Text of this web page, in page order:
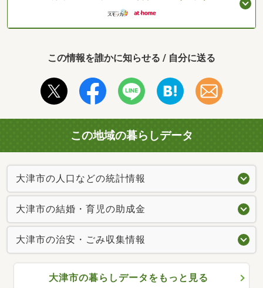
この情報を誰かに知らせる / 自分に送る
この地域の暮らしデータ
大津市の人口などの統計情報
大津市の結婚・育児の助成金
大津市の治安・ごみ収集情報
大津市の暮らしデータをもっと見る